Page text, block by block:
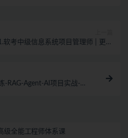
软考中级信息系统项目管理师 | 更新
-RAG-Agent-AI项目实战-行
级全能工程师体系课